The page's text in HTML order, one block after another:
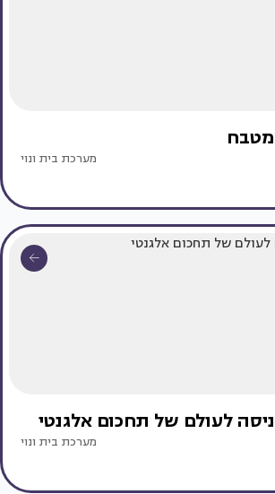
מערכת בית ונוי
לעולם של תחכום אלגנטי
מערכת בית ונוי